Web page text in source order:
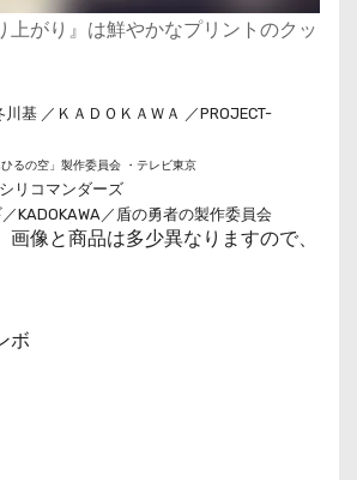
上がり』は鮮やかなプリントのクッ
川基 ／ＫＡＤＯＫＡＷＡ ／PROJECT-
るの空」製作委員会 ・テレビ東京
リコマンダーズ
KADOKAWA／盾の勇者の製作委員会
像と商品は多少異なりますので、
ボ